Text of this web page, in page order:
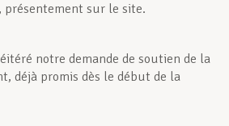
sur le site.
notre demande de soutien de la
déjà promis dès le début de la